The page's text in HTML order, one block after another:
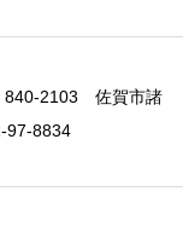
840-2103 佐賀市諸
8834